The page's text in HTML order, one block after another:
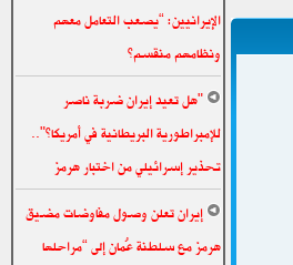
الإيرانيين: “يصعب التعامل معهم
ونظامهم منقسم”
"هل تعيد إيران ضربة ناصر
للإمبراطورية البريطانية في أمريكا؟"..
تحذير إسرائيلي من اختبار هرمز
إيران تعلن وصول مفاوضات مضيق
هرمز مع سلطنة عُمان إلى “مراحلها